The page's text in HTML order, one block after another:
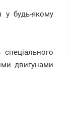
у будь-якому
двигунами